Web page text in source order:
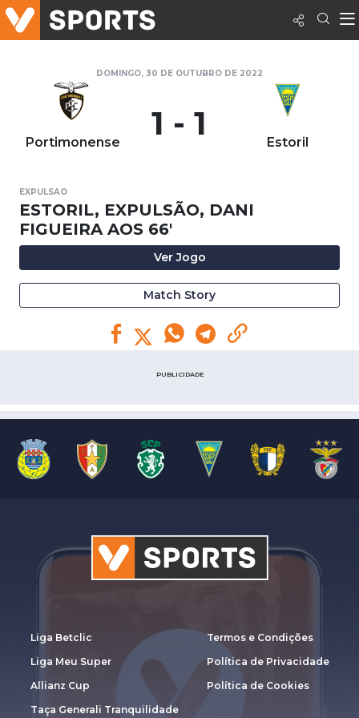
DOMINGO, 30 DE OUTUBRO DE 2022
Portimonense 1 - 1 Estoril
EXPULSAO
ESTORIL, EXPULSÃO, DANI
FIGUEIRA AOS 66'
Ver Jogo
Match Story
PUBLICIDADE
Liga Betclic
Liga Meu Super
Allianz Cup
Taça Generali Tranquilidade
Termos e Condições
Política de Privacidade
Política de Cookies